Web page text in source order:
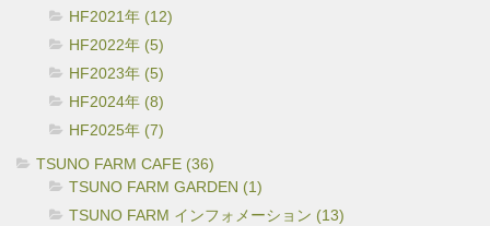
HF2021年 (12)
HF2022年 (5)
HF2023年 (5)
HF2024年 (8)
HF2025年 (7)
TSUNO FARM CAFE (36)
TSUNO FARM GARDEN (1)
TSUNO FARM インフォメーション (13)